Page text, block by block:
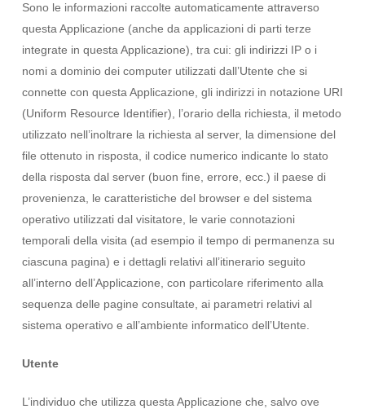
Sono le informazioni raccolte automaticamente attraverso
questa Applicazione (anche da applicazioni di parti terze
integrate in questa Applicazione), tra cui: gli indirizzi IP o i
nomi a dominio dei computer utilizzati dall’Utente che si
connette con questa Applicazione, gli indirizzi in notazione URI
(Uniform Resource Identifier), l’orario della richiesta, il metodo
utilizzato nell’inoltrare la richiesta al server, la dimensione del
file ottenuto in risposta, il codice numerico indicante lo stato
della risposta dal server (buon fine, errore, ecc.) il paese di
provenienza, le caratteristiche del browser e del sistema
operativo utilizzati dal visitatore, le varie connotazioni
temporali della visita (ad esempio il tempo di permanenza su
ciascuna pagina) e i dettagli relativi all’itinerario seguito
all’interno dell’Applicazione, con particolare riferimento alla
sequenza delle pagine consultate, ai parametri relativi al
sistema operativo e all’ambiente informatico dell’Utente.
Utente
L’individuo che utilizza questa Applicazione che, salvo ove